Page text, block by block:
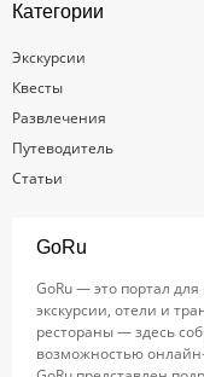
Категории
Экскурсии
Квесты
Развлечения
Путеводитель
Статьи
GoRu
GoRu — это портал
экскурсии, отели и
рестораны — здесь
возможностью